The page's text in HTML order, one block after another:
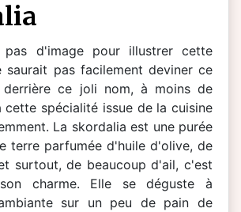
d'image pour illustrer cette
saurait pas facilement deviner ce
ce joli nom, à moins de
cette spécialité issue de la cuisine
La skordalia est une purée
terre parfumée d'huile d'olive, de
surtout, de beaucoup d'ail, c'est
charme. Elle se déguste à
sur un peu de pain de